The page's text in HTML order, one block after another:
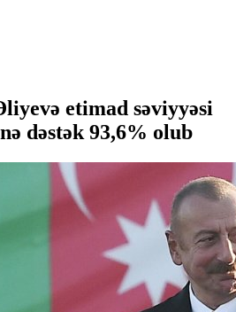
etimad səviyyəsi
dəstək 93,6% olub